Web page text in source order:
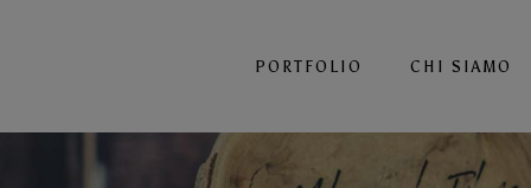
PORTFOLIO CHI SIAMO